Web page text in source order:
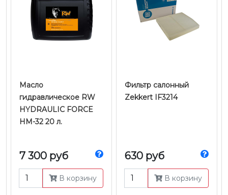
Масло
гидравлическое RW
HYDRAULIC FORCE
HM-32 20 л.
7 300 руб
В корзину
Фильтр салонный
Zekkert IF3214
630 руб
В корзину